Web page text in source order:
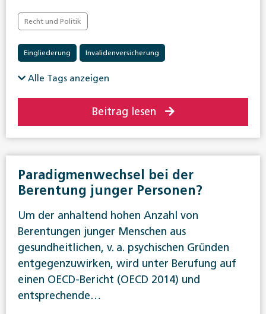
Recht und Politik
Eingliederung Invalidenversicherung
Alle Tags anzeigen
Beitrag lesen
Paradigmenwechsel bei der
Berentung junger Personen?
Um der anhaltend hohen Anzahl von
Berentungen junger Menschen aus
gesundheitlichen, v. a. psychischen Gründen
entgegenzuwirken, wird unter Berufung auf
einen OECD-Bericht (OECD 2014) und
entsprechende…